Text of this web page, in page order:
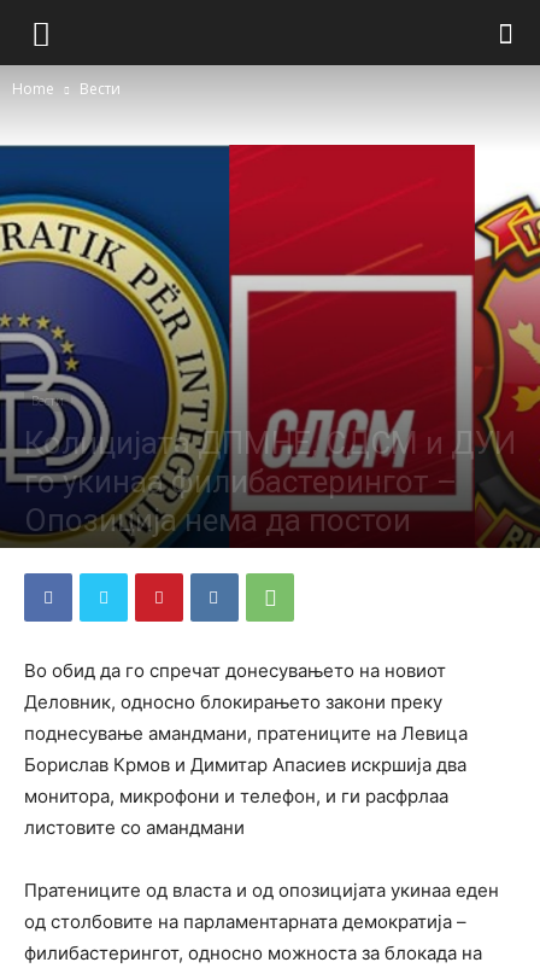
Home Вести
Вести
Колицијата ДПМНЕ, СДСМ и ДУИ
го укинаа филибастерингот –
Опозиција нема да постои
Во обид да го спречат донесувањето на новиот
Деловник, односно блокирањето закони преку
поднесување амандмани, пратениците на Левица
Борислав Крмов и Димитар Апасиев искршија два
монитора, микрофони и телефон, и ги расфрлаа
листовите со амандмани
Пратениците од власта и од опозицијата укинаа еден
од столбовите на парламентарната демократија –
филибастерингот, односно можноста за блокада на